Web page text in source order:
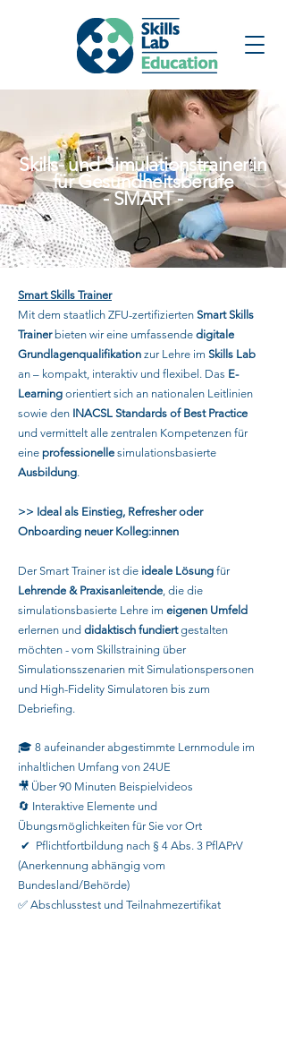
Skills- und Simulationstrainer:in
für Gesundheitsberufe
- SMART -
Smart Skills Trainer
Mit dem staatlich ZFU-zertifizierten Smart Skills
Trainerbieten wir eine umfassende digitale
Grundlagenqualifikation zur Lehre im Skills Lab
an – kompakt, interaktiv und flexibel. Das E-
Learning orientiert sich an nationalen Leitlinien
sowie den INACSL Standards of Best Practice
und vermittelt alle zentralen Kompetenzen für
eine professionelle simulationsbasierte
Ausbildung.
>> Ideal als Einstieg, Refresher oder
Onboarding neuer Kolleg:innen
Der Smart Trainer ist die ideale Lösung für
Lehrende & Praxisanleitende, die die
simulationsbasierte Lehre im eigenen Umfeld
erlernen und didaktisch fundiertgestalten
möchten - vom Skillstraining über
Simulationsszenarien mit Simulationspersonen
und High-Fidelity Simulatoren bis zum
Debriefing.
🎓 8 aufeinander abgestimmte Lernmodule im
inhaltlichen Umfang von 24UE
🎥 Über 90 Minuten Beispielvideos
🔄 Interaktive Elemente und
Übungsmöglichkeiten für Sie vor Ort
✔ Pflichtfortbildung nach § 4 Abs. 3 PflAPrV
(Anerkennung abhängig vom
Bundesland/Behörde)
✅ Abschlusstest und Teilnahmezertifikat